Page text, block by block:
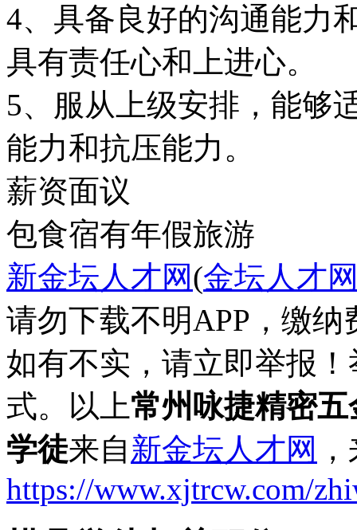
4、具备良好的沟通能力
具有责任心和上进心。
5、服从上级安排，能够
能力和抗压能力。
薪资面议
包食宿有年假旅游
新金坛人才网(金坛人才
请勿下载不明APP，缴
如有不实，请立即举报
式。以上常州咏捷精密
学徒来自新金坛人才网
https://www.xjtrcw.com/